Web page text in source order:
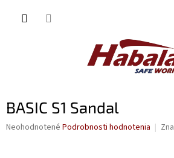
BASIC S1 Sandal
Priemerné
Neohodnotené Podrobnosti hodnotenia